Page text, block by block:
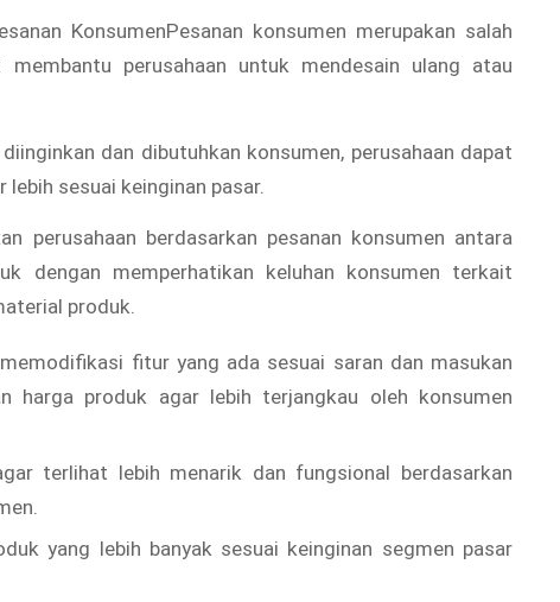
KonsumenPesanan konsumen merupakan salah
perusahaan untuk mendesain ulang atau
dan dibutuhkan konsumen, perusahaan dapat
sesuai keinginan pasar.
perusahaan berdasarkan pesanan konsumen antara
dengan memperhatikan keluhan konsumen terkait
produk.
fitur yang ada sesuai saran dan masukan
harga produk agar lebih terjangkau oleh konsumen
terlihat lebih menarik dan fungsional berdasarkan
yang lebih banyak sesuai keinginan segmen pasar